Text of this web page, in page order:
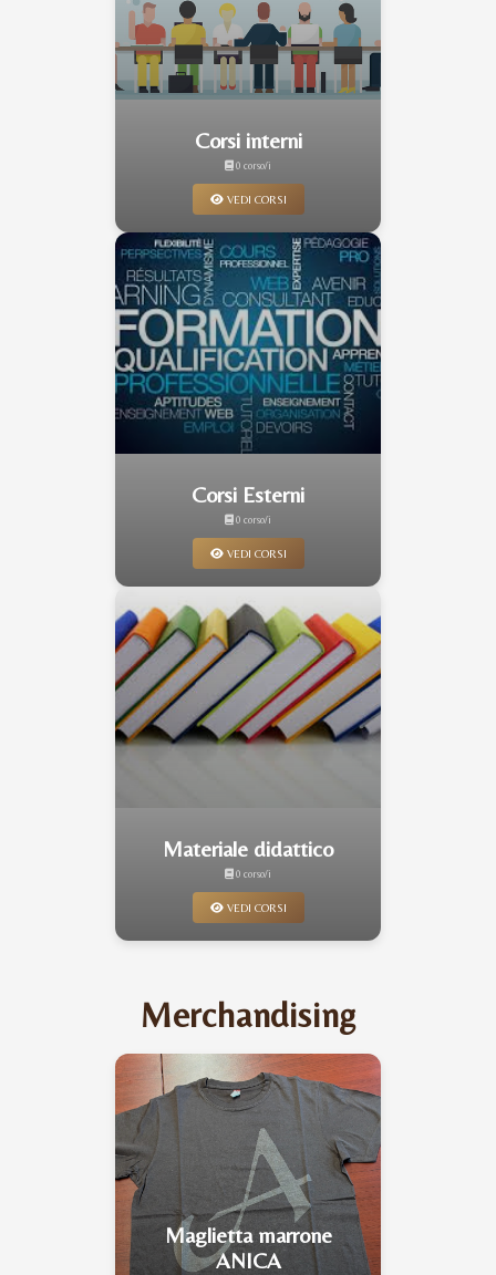
Corsi interni
0 corso/i
VEDI CORSI
Corsi Esterni
0 corso/i
VEDI CORSI
Materiale didattico
0 corso/i
VEDI CORSI
Merchandising
Maglietta marrone
ANICA